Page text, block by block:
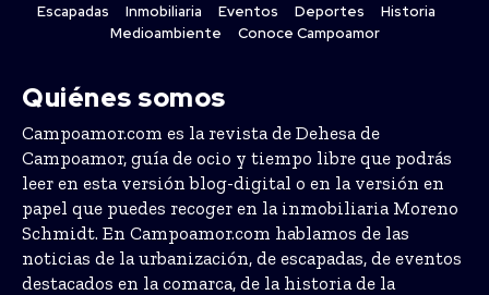
Escapadas
Inmobiliaria Eventos Deportes
Historia
Medioambiente
Conoce Campoamor
Quiénes somos
Campoamor.com es la revista de Dehesa de
Campoamor, guía de ocio y tiempo libre que podrás
leer en esta versión blog-digital o en la versión en
papel que puedes recoger en la inmobiliaria Moreno
Schmidt. En Campoamor.com hablamos de las
noticias de la urbanización, de escapadas, de eventos
destacados en la comarca, de la historia de la